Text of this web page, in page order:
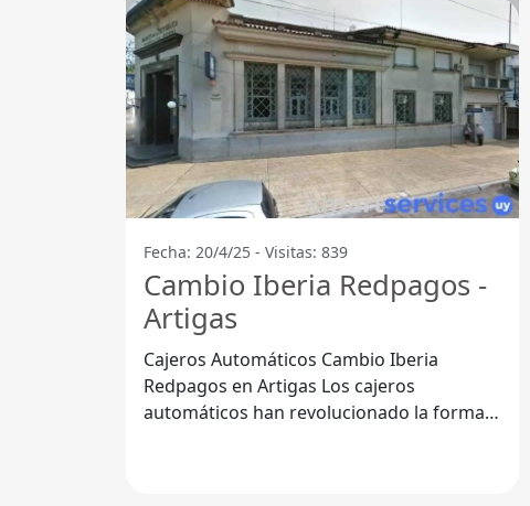
Fecha: 20/4/25 - Visitas: 839
Cambio Iberia Redpagos -
Artigas
Cajeros Automáticos Cambio Iberia
Redpagos en Artigas Los cajeros
automáticos han revolucionado la forma